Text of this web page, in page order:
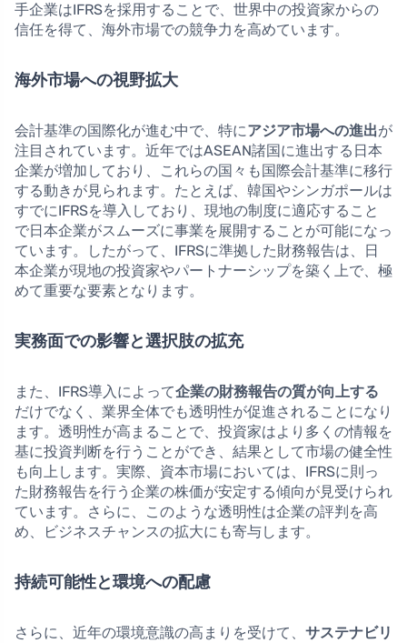
手企業はIFRSを採用することで、世界中の投資家からの
信任を得て、海外市場での競争力を高めています。
海外市場への視野拡大
会計基準の国際化が進む中で、特にアジア市場への進出が
注目されています。近年ではASEAN諸国に進出する日本
企業が増加しており、これらの国々も国際会計基準に移行
する動きが見られます。たとえば、韓国やシンガポールは
すでにIFRSを導入しており、現地の制度に適応すること
で日本企業がスムーズに事業を展開することが可能になっ
ています。したがって、IFRSに準拠した財務報告は、日
本企業が現地の投資家やパートナーシップを築く上で、極
めて重要な要素となります。
実務面での影響と選択肢の拡充
また、IFRS導入によって企業の財務報告の質が向上する
だけでなく、業界全体でも透明性が促進されることになり
ます。透明性が高まることで、投資家はより多くの情報を
基に投資判断を行うことができ、結果として市場の健全性
も向上します。実際、資本市場においては、IFRSに則っ
た財務報告を行う企業の株価が安定する傾向が見受けられ
ています。さらに、このような透明性は企業の評判を高
め、ビジネスチャンスの拡大にも寄与します。
持続可能性と環境への配慮
さらに、近年の環境意識の高まりを受けて、 サステナビリ